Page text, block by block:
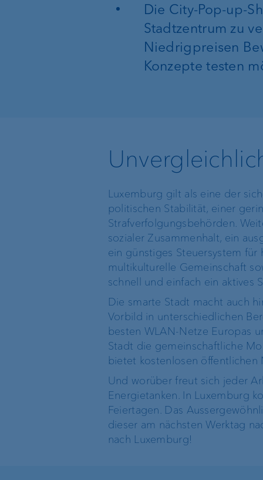
Die City-Pop-up-
Stadtzentrum zu
Niedrigpreisen
Konzepte testen
Luxemburg gilt als eine der
politischen Stabilität, einer
Strafverfolgungsbehörden.
sozialer Zusammenhalt, ein
ein günstiges Steuersystem
multikulturelle Gemeinschaft
schnell und einfach ein aktives
Die smarte Stadt macht auch
Vorbild in unterschiedlichen
besten WLAN-Netze Europas
Stadt die gemeinschaftliche
bietet kostenlosen öffentlichen
Und worüber freut sich jeder
Energietanken. In Luxemburg
Feiertagen. Das
dieser am nächsten Werktag
nach Luxemburg!